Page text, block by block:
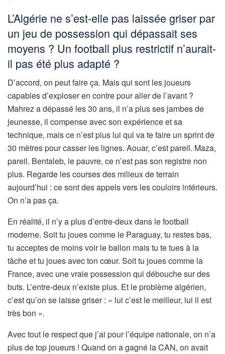
L’Algérie ne s’est-elle pas laissée griser par
un jeu de possession qui dépassait ses
moyens ? Un football plus restrictif n’aurait-
il pas été plus adapté ?
D’accord, on peut faire ça. Mais qui sont les joueurs
capables d’exploser en contre pour aller de l’avant ?
Mahrez a dépassé les 30 ans, il n’a plus ses jambes de
jeunesse, il compense avec son expérience et sa
technique, mais ce n’est plus lui qui va te faire un sprint de
30 mètres pour casser les lignes. Aouar, c’est pareil. Maza,
pareil. Bentaleb, le pauvre, ce n’est pas son registre non
plus. Regarde les courses des milieux de terrain
aujourd’hui : ce sont des appels vers les couloirs intérieurs.
On n’a pas ça.
En réalité, il n’y a plus d’entre-deux dans le football
moderne. Soit tu joues comme le Paraguay, tu restes bas,
tu acceptes de moins voir le ballon mais tu te tues à la
tâche et tu joues avec ton cœur. Soit tu joues comme la
France, avec une vraie possession qui débouche sur des
buts. L’entre-deux n’existe plus. Et le problème algérien,
c’est qu’on se laisse griser : « lui c’est le meilleur, lui il est
très bon ».
Avec tout le respect que j’ai pour l’équipe nationale, on n’a
plus de top joueurs ! Quand on a gagné la CAN, on avait